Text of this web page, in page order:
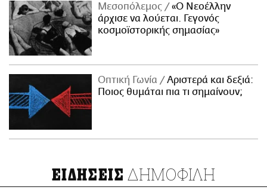
Μεσοπόλεμος
«Ο Νεοέλλην
άρχισε να λούεται. Γεγονός
κοσμοϊστορικής σημασίας»
Οπτική Γωνία
Αριστερά και δεξιά:
Ποιος θυμάται πια τι σημαίνουν;
ΕΙΔΗΣΕΙΣ ΔΗΜΟΦΙΛΗ